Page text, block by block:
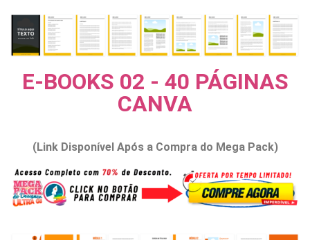
E-BOOKS 02 - 40 PÁGINAS
CANVA
(Link Disponível Após a Compra do Mega Pack)